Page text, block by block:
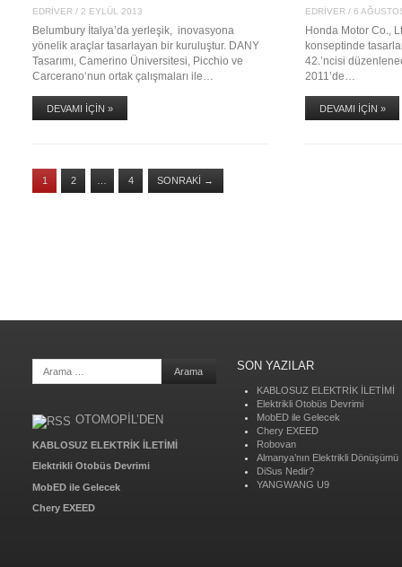
EDRIVER / 2 EYLÜL 2013
Belumbury İtalya’da yerleşik, inovasyona
yönelik araçlar tasarlayan bir kuruluştur. DANY
Tasarımı, Camerino Üniversitesi, Picchio ve
Carcerano‘nun ortak çalışmaları ile…
DEVAMI İÇIN »
EDRIVER/ 6
Honda Motor Co.,
konseptinde
42.’ncisi
2011’de…
DEVAMI İÇIN »
1 2 … 4 SONRAKI →
OTOMOPIL’DEN
KABLOSUZ ELEKTRİK İLETİMİ
Elektrikli Otobüs Devrimi
MobED ile Gelecek
Chery EXEED
SON YAZILAR
KABLOSUZ ELEKTRİK İLETİMİ
Elektrikli Otobüs Devrimi
MobED ile Gelecek
Chery EXEED
Robovan
Almanya’nın Elektrikli Dönüşümü
DiSus Nedir?
YANGWANG U9